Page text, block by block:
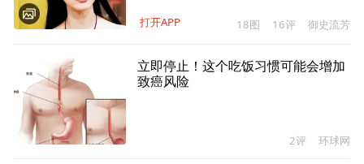
打开APP 18图 16评 御史流芳
立即停止！这个吃饭习惯可能会增加
致癌风险
2评 环球网